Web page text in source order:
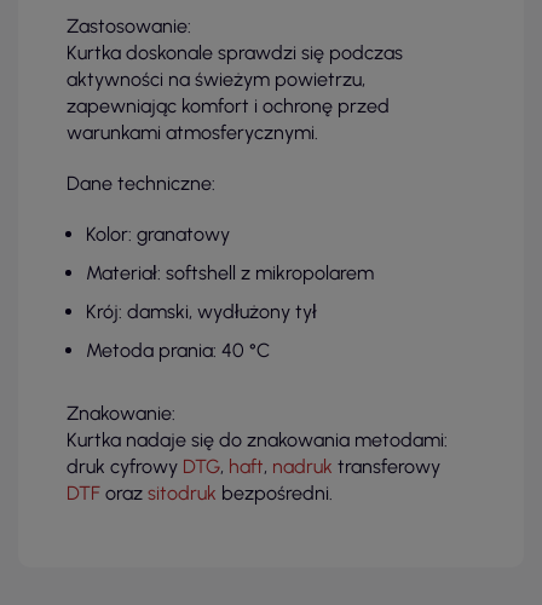
Zastosowanie:
Kurtka doskonale sprawdzi się podczas
aktywności na świeżym powietrzu,
zapewniając komfort i ochronę przed
warunkami atmosferycznymi.
Dane techniczne:
Kolor: granatowy
Materiał: softshell z mikropolarem
Krój: damski, wydłużony tył
Metoda prania: 40 °C
Znakowanie:
Kurtka nadaje się do znakowania metodami:
druk cyfrowy DTG, haft, nadruk transferowy
DTF oraz sitodruk bezpośredni.